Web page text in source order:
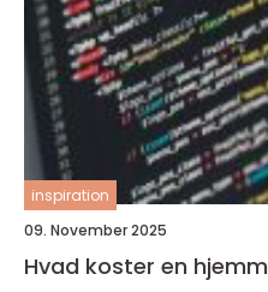
inspiration
09. November 2025
Hvad koster en